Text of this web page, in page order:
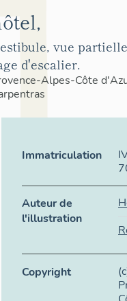
vue
d'escalier.
Alpes-Côte
Immatriculation
Auteur de
l'illustration
Copyright